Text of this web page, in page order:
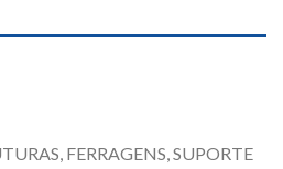
FERRAGENS, SUPORTE